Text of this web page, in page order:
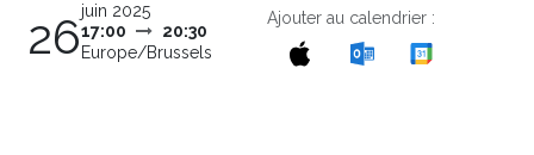
26juin 2025
17:00
20:30
Europe/Brussels
Ajouter au calendrier :